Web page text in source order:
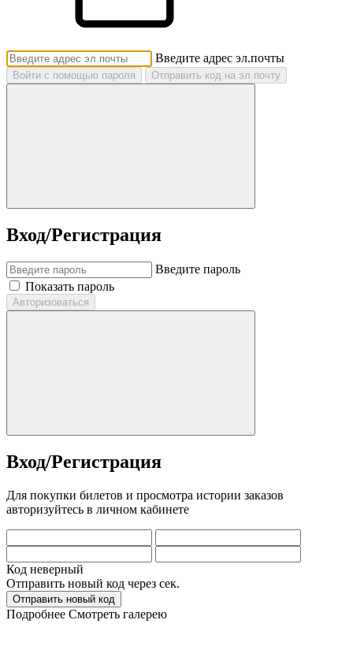
Введите адрес эл.почты
Войти с помощью пароля Отправить код на эл.почту
Вход/Регистрация
Введите пароль
Показать пароль
Авторизоваться
Вход/Регистрация
Для покупки билетов и просмотра истории заказов
авторизуйтесь в личном кабинете
Код неверный
Отправить новый код через сек.
Отправить новый код
Подробнее Смотреть галерею